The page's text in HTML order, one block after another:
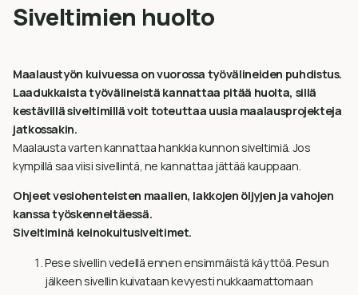
Siveltimien huolto
Maalaustyön kuivuessa on vuorossa työvälineiden puhdistus.
Laadukkaista työvälineistä kannattaa pitää huolta, sillä
kestävillä siveltimillä voit toteuttaa uusia maalausprojekteja
jatkossakin.
Maalausta varten kannattaa hankkia kunnon siveltimiä. Jos
kympillä saa viisi sivellintä, ne kannattaa jättää kauppaan.
Ohjeet vesiohenteisten maalien, lakkojen öljyjen ja vahojen
kanssa työskenneltäessä.
Siveltiminä keinokuitusiveltimet.
Pese sivellin vedellä ennen ensimmäistä käyttöä. Pesun
jälkeen sivellin kuivataan kevyesti nukkaamattomaan